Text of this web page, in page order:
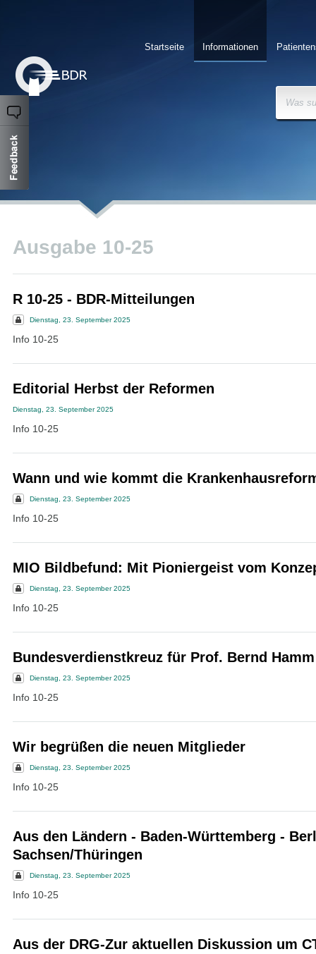
Informationen
Startseite
Was
Ausgabe 10-25
R 10-25 - BDR-Mitteilungen
Dienstag, 23. September 2025
Info 10-25
Editorial Herbst der Reformen
Dienstag, 23. September 2025
Info 10-25
Wann und wie kommt die
Dienstag, 23. September 2025
Info 10-25
MIO Bildbefund: Mit Pioniergeist vom
Dienstag, 23. September 2025
Info 10-25
Bundesverdienstkreuz für Prof. Bernd Hamm
Dienstag, 23. September 2025
Info 10-25
Wir begrüßen die neuen Mitglieder
Dienstag, 23. September 2025
Info 10-25
Aus den Ländern - Baden-Württemberg -
Sachsen/Thüringen
Dienstag, 23. September 2025
Info 10-25
Aus der DRG-Zur aktuellen Diskussion um